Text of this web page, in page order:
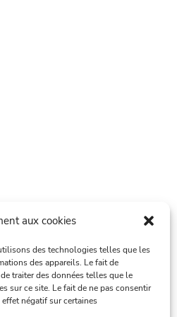
aux cookies
des technologies telles que les
des appareils. Le fait de
traiter des données telles que le
sur ce site. Le fait de ne pas consentir
négatif sur certaines